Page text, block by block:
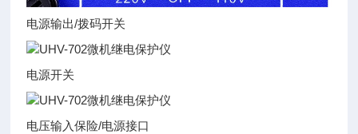
电源输出/拨码开关
电源开关
电压输入保险/电源接口